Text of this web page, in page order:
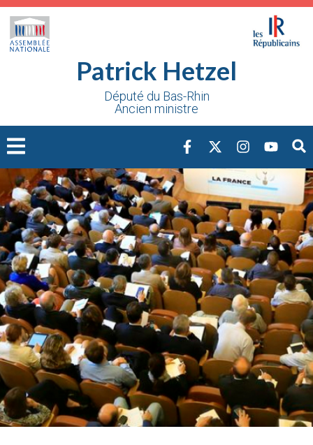
Patrick Hetzel
Député du Bas-Rhin
Ancien ministre
Cookies management panel